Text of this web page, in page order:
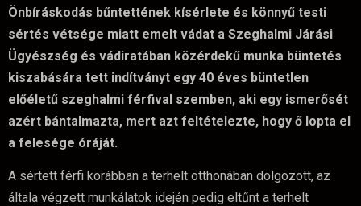
Önbíráskodás bűntettének kísérlete és könnyű testi
sértés vétsége miatt emelt vádat a Szeghalmi Járási
Ügyészség és vádiratában közérdekű munka büntetés
kiszabására tett indítványt egy 40 éves büntetlen
előéletű szeghalmi férfival szemben, aki egy ismerősét
azért bántalmazta, mert azt feltételezte, hogy ő lopta el
a felesége óráját.
A sértett férfi korábban a terhelt otthonában dolgozott, az
általa végzett munkálatok idején pedig eltűnt a terhelt